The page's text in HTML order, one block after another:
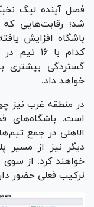
فصل آینده لیگ
باشگاه افزایش
کدام با
گستردگی بیشتری
خواهد داد.
در منطقه غرب نیز
است. باشگاه‌های
الاهلی در جمع
دیگر نیز از مسیر
خواهند کرد. از سوی
ترکیب فعلی حضور